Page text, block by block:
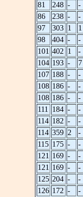
81
248 - -
86
238 - -
97
303 1 1
98
404 - -
101 402 1 -
104 193 - 7
107 188 - -
108 186 - -
108 186 - -
111
184 - -
114 182 - -
114 359 2 -
115 175 - -
121 169 - -
121 169 - -
125 204 - -
126 172 - -